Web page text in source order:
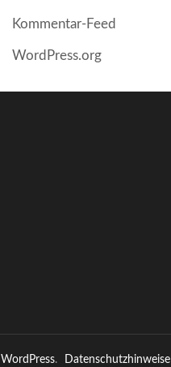
Kommentar-Feed
WordPress.org
WordPress. Datenschutzhinweise